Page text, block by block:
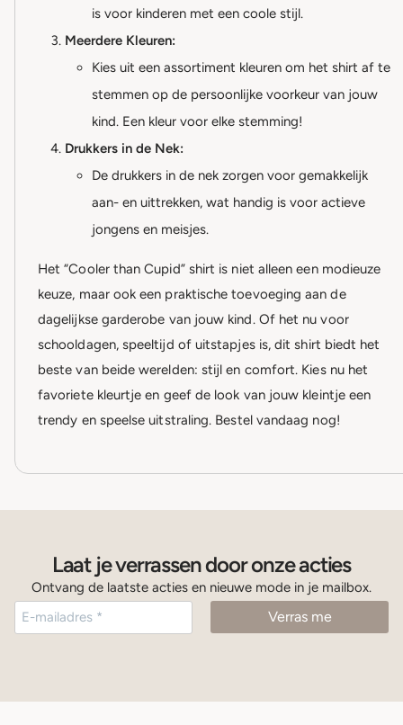
is voor kinderen met een coole stijl.
Meerdere Kleuren:
Kies uit een assortiment kleuren om het shirt af te
stemmen op de persoonlijke voorkeur van jouw
kind. Een kleur voor elke stemming!
Drukkers in de Nek:
De drukkers in de nek zorgen voor gemakkelijk
aan- en uittrekken, wat handig is voor actieve
jongens en meisjes.
Het “Cooler than Cupid” shirt is niet alleen een modieuze
keuze, maar ook een praktische toevoeging aan de
dagelijkse garderobe van jouw kind. Of het nu voor
schooldagen, speeltijd of uitstapjes is, dit shirt biedt het
beste van beide werelden: stijl en comfort. Kies nu het
favoriete kleurtje en geef de look van jouw kleintje een
trendy en speelse uitstraling. Bestel vandaag nog!
Laat je verrassen door onze acties
Ontvang de laatste acties en nieuwe mode in je mailbox.